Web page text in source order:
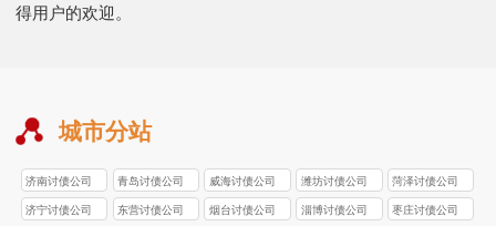
得用户的欢迎。
城市分站
济南讨债公司 青岛讨债公司 威海讨债公司 潍坊讨债公司 菏泽讨债公司
济宁讨债公司 东营讨债公司 烟台讨债公司 淄博讨债公司 枣庄讨债公司